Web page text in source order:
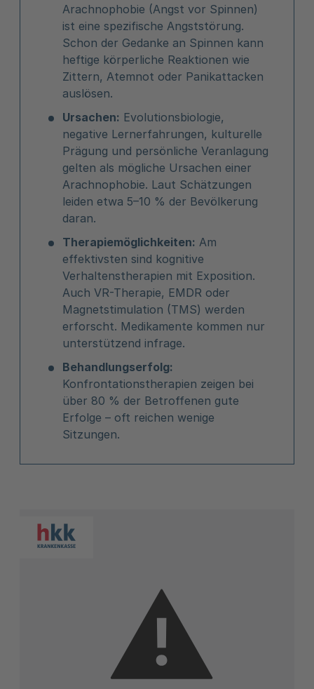
Arachnophobie (Angst vor Spinnen)
ist eine spezifische Angststörung.
Schon der Gedanke an Spinnen kann
heftige körperliche Reaktionen wie
Zittern, Atemnot oder Panikattacken
auslösen.
Ursachen: Evolutionsbiologie,
negative Lernerfahrungen, kulturelle
Prägung und persönliche Veranlagung
gelten als mögliche Ursachen einer
Arachnophobie. Laut Schätzungen
leiden etwa 5–10 % der Bevölkerung
daran.
Therapiemöglichkeiten: Am
effektivsten sind kognitive
Verhaltenstherapien mit Exposition.
Auch VR-Therapie, EMDR oder
Magnetstimulation (TMS) werden
erforscht. Medikamente kommen nur
unterstützend infrage.
Behandlungserfolg:
Konfrontationstherapien zeigen bei
über 80 % der Betroffenen gute
Erfolge – oft reichen wenige
Sitzungen.